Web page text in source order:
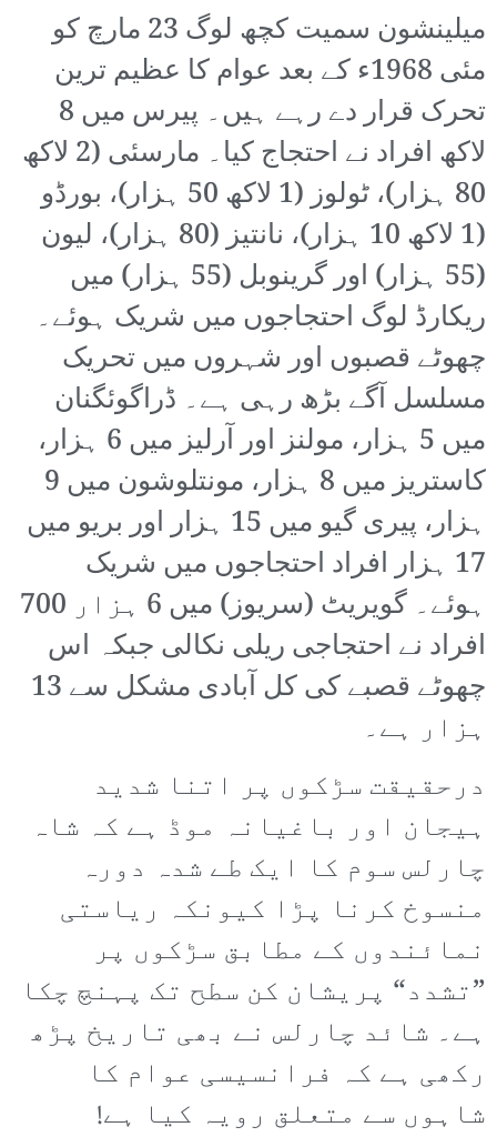
میلینشون سمیت کچھ لوگ 23 مارچ کو
مئی 1968ء کے بعد عوام کا عظیم ترین
تحرک قرار دے رہے ہیں۔ پیرس میں 8
لاکھ افراد نے احتجاج کیا۔ مارسئی (2 لاکھ
80 ہزار)، ٹولوز (1 لاکھ 50 ہزار)، بورڈو
(1 لاکھ 10 ہزار)، نانتیز (80 ہزار)، لیون
(55 ہزار) اور گرینوبل (55 ہزار) میں
ریکارڈ لوگ احتجاجوں میں شریک ہوئے۔
چھوٹے قصبوں اور شہروں میں تحریک
مسلسل آگے بڑھ رہی ہے۔ ڈراگوئگنان
میں 5 ہزار، مولنز اور آرلیز میں 6 ہزار،
کاستریز میں 8 ہزار، مونتلوشون میں 9
ہزار، پیری گیو میں 15 ہزار اور بریو میں
17 ہزار افراد احتجاجوں میں شریک
ہوئے۔ گویریٹ (سریوز) میں 6 ہزار 700
افراد نے احتجاجی ریلی نکالی جبکہ اس
چھوٹے قصبے کی کل آبادی مشکل سے 13
ہزار ہے۔
درحقیقت سڑکوں پر اتنا شدید
ہیجان اور باغیانہ موڈ ہے کہ شاہ
چارلس سوم کا ایک طے شدہ دورہ
منسوخ کرنا پڑا کیونکہ ریاستی
نمائندوں کے مطابق سڑکوں پر
”تشدد“ پریشان کن سطح تک پہنچ چکا
ہے۔ شائد چارلس نے بھی تاریخ پڑھ
رکھی ہے کہ فرانسیسی عوام کا
شاہوں سے متعلق رویہ کیا ہے!